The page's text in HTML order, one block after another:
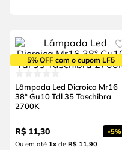
5% OFF com o cupom LF5
Lâmpada Led Dicroica Mr16
38° Gu10 Tdl 35 Taschibra
2700K
R$ 11,30 -5%
Ou em até 1xde R$ 11,90